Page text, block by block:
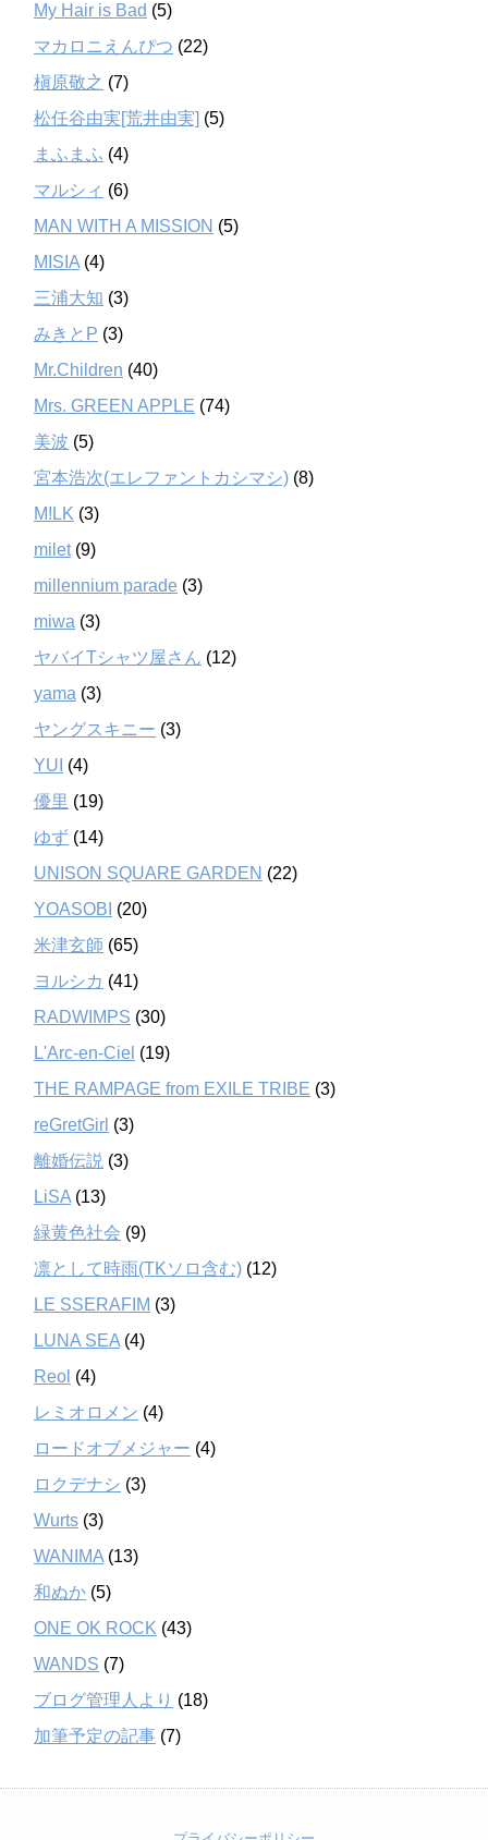
My Hair is Bad (5)
マカロニえんぴつ (22)
槇原敬之 (7)
松任谷由実[荒井由実] (5)
まふまふ (4)
マルシィ (6)
MAN WITH A MISSION (5)
MISIA (4)
三浦大知 (3)
みきとP (3)
Mr.Children (40)
Mrs. GREEN APPLE (74)
美波 (5)
宮本浩次(エレファントカシマシ) (8)
M!LK (3)
milet(9)
millennium parade (3)
miwa (3)
ヤバイTシャツ屋さん (12)
yama (3)
ヤングスキニー (3)
YUI (4)
優里 (19)
ゆず (14)
UNISON SQUARE GARDEN (22)
YOASOBI (20)
米津玄師 (65)
ヨルシカ (41)
RADWIMPS (30)
L'Arc-en-Ciel (19)
THE RAMPAGE from EXILE TRIBE (3)
reGretGirl (3)
離婚伝説 (3)
LiSA (13)
緑黄色社会 (9)
凛として時雨(TKソロ含む) (12)
LE SSERAFIM (3)
LUNA SEA (4)
Reol (4)
レミオロメン (4)
ロードオブメジャー (4)
ロクデナシ (3)
Wurts (3)
WANIMA (13)
和ぬか (5)
ONE OK ROCK (43)
WANDS (7)
ブログ管理人より (18)
加筆予定の記事 (7)